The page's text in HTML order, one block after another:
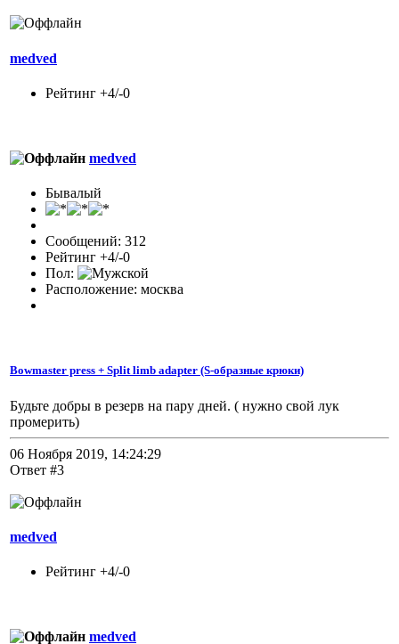
medved
Рейтинг +4/-0
medved
Бывалый
Сообщений: 312
Рейтинг +4/-0
Пол:
Расположение: москва
Bowmaster press + Split limb adapter (S-образные крюки)
Будьте добры в резерв на пару дней. ( нужно свой лук
промерить)
06 Ноября 2019, 14:24:29
Ответ #3
medved
Рейтинг +4/-0
medved